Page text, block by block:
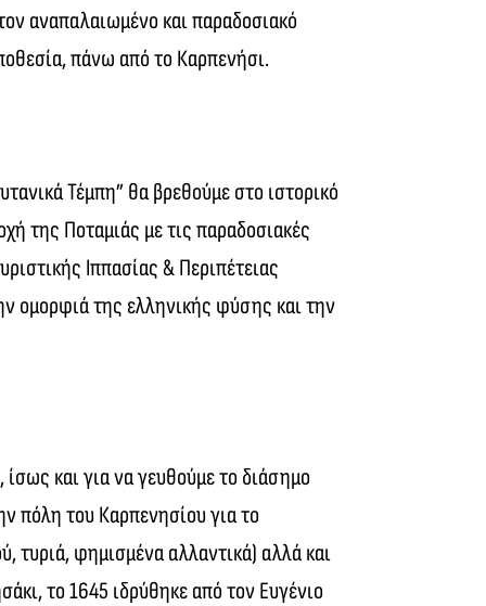
αναπαλαιωμένο και παραδοσιακό
πάνω από το Καρπενήσι.
Τέμπη” θα βρεθούμε στο ιστορικό
της Ποταμιάς με τις παραδοσιακές
Ιππασίας & Περιπέτειας
ομορφιά της ελληνικής φύσης και την
και για να γευθούμε το διάσημο
πόλη του Καρπενησίου για το
τυριά, φημισμένα αλλαντικά) αλλά και
το 1645 ιδρύθηκε από τον Ευγένιο